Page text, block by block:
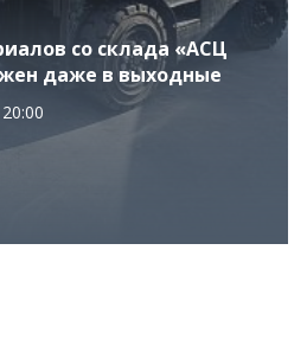
со склада «АСЦ
даже в выходные